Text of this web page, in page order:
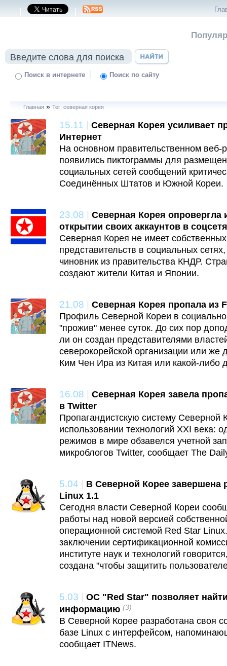
| |
Поиск в интернете | Поиск по сайту
Главная » Тег: северная корея
15.11 | Северная Корея усиливает
Интернет
На основном правительственном веб-
появились пиктограммы для
социальных сетей сообщений
Соединённых Штатов и Южной Кореи.
23.08 | Северная Корея
открытии своих аккаунтов в
Северная Корея не имеет
представительств в социальных
чиновник из правительства КНДР.
создают жители Китая и Японии.
21.08 | Северная Корея пропала из
Профиль Северной Кореи в
"прожив" менее суток. До сих пор
ли он создан представителями
северокорейской организации или
Ким Чен Ира из Китая или какой-либо
16.08 | Северная Корея завела
в Twitter
Пропагандистскую систему Северной
использовании технологий XXI века:
режимов в мире обзавелся учетной
микроблогов Twitter, сообщает The
5.04 | В Северной Корее завершена
Linux 1.1
Сегодня власти Северной Кореи
работы над новой версией
операционной системой Red Star
заключении сертификационной
институте наук и технологий
создана "чтобы защитить
5.03 | ОС "Red Star" позволяет
информацию (3)
В Северной Корее разработана своя
базе Linux с интерфейсом,
сообщает ITNews.